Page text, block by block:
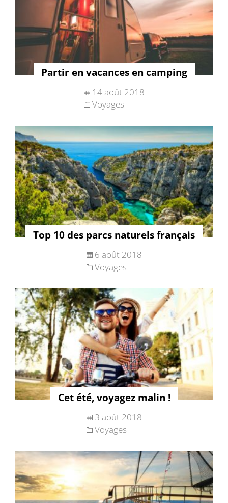
Partir en vacances en camping
14 août 2018
Voyages
Top 10 des parcs naturels français
6 août 2018
Voyages
Cet été, voyagez malin !
3 août 2018
Voyages